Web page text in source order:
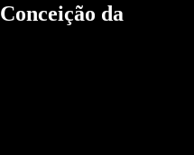
Conceição da